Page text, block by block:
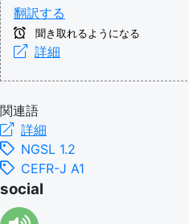
翻訳する
聞き取れるようになる
詳細
関連語
詳細
NGSL 1.2
CEFR-J A1
social